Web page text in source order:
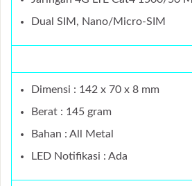
Dual SIM, Nano/Micro-SIM
Dimensi : 142 x 70 x 8 mm
Berat : 145 gram
Bahan : All Metal
LED Notifikasi : Ada